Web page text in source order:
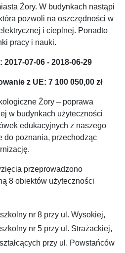
Żory. W budynkach nastąpi
pozwoli na oszczędności w
i cieplnej. Ponadto
pracy i nauki.
2017-07-06 - 2018-06-29
z UE: 7 100 050,00 zł
Żory – poprawa
w budynkach użyteczności
edukacyjnych z naszego
do poznania, przechodząc
przeprowadzono
8 obiektów użyteczności
nr 8 przy ul. Wysokiej,
nr 5 przy ul. Strażackiej,
przy ul. Powstańców